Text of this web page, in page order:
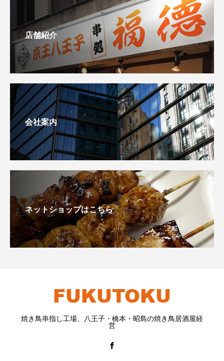
店舗紹介
会社案内
ネットショップはこちら
焼き鳥串指し工場、八王子・橋本・昭島の焼き鳥居酒屋経
営